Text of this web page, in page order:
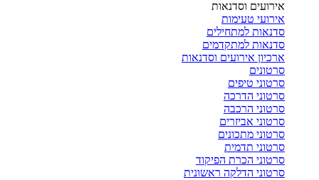
אירועים וסדנאות
אירועי טעימות
סדנאות למתחילים
סדנאות למתקדמים
ארכיון אירועים וסדנאות
סרטונים
סרטוני טיפים
סרטוני הדרכה
סרטוני הרכבה
סרטוני אביזרים
סרטוני מתכונים
סרטוני תדמית
סרטוני הכרת הפיקוד
סרטוני הדלקה ראשונית